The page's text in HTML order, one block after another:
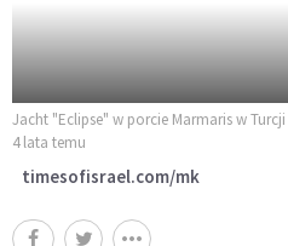
Jacht "Eclipse" w porcie Marmaris w Turcji
4 lata temu
timesofisrael.com/mk